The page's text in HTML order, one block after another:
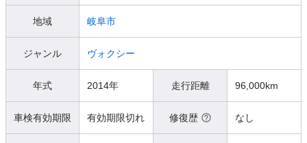
地域 岐阜市
ジャンル ヴォクシー
年式 2014年 走行距離 96,000km
車検有効期限 有効期限切れ 修復歴 なし